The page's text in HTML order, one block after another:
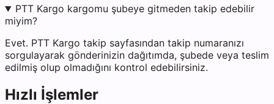
PTT Kargo kargomu şubeye gitmeden takip edebilir
miyim?
Evet. PTT Kargo takip sayfasından takip numaranızı
sorgulayarak gönderinizin dağıtımda, şubede veya teslim
edilmiş olup olmadığını kontrol edebilirsiniz.
Hızlı İşlemler